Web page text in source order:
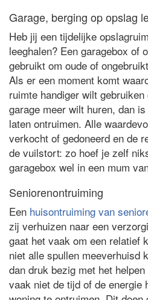
Garage, berging op opslag
Heb jij een tijdelijke
leeghalen? Een garagebox of
gebruikt om oude of
Als er een moment komt
ruimte handiger wilt
garage meer wilt huren, dan
laten ontruimen. Alle
verkocht of gedoneerd en de
de vuilstort: zo hoef je zelf
garagebox wel in een mum
Seniorenontruiming
Een huisontruiming van
zij verhuizen naar een
gaat het vaak om een relatief
niet alle spullen meeverhuisd
dan druk bezig met het
vaak niet de tijd of de energie